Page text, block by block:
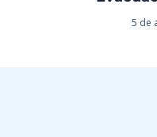
5 de